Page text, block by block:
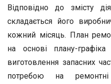
Відповідно до змісту
складається його
кожний місяць. План
на основі плану-
виготовлення запасних
потребою на